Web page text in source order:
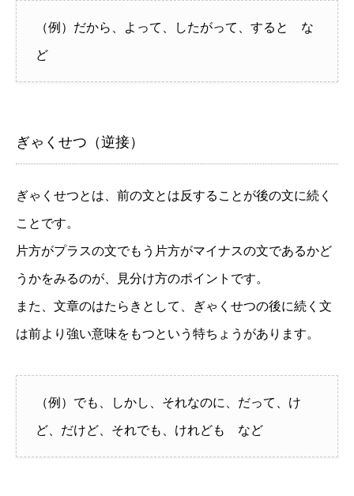
（例）だから、よって、したがって、すると な
ど
ぎゃくせつ（逆接）
ぎゃくせつとは、前の文とは反することが後の文に続く
ことです。
片方がプラスの文でもう片方がマイナスの文であるかど
うかをみるのが、見分け方のポイントです。
また、文章のはたらきとして、ぎゃくせつの後に続く文
は前より強い意味をもつという特ちょうがあります。
（例）でも、しかし、それなのに、だって、け
ど、だけど、それでも、けれども など